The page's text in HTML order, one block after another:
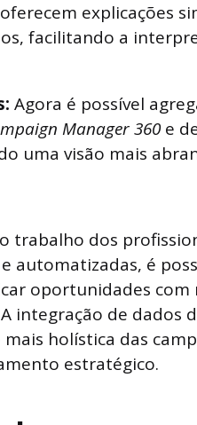
oferecem explicações
facilitando a
Agora é possível
Manager 360e
uma visão mais
trabalho dos
automatizadas, é
oportunidades com
integração de dados
holística das
estratégico.